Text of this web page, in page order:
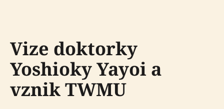
Vize doktorky
Yoshioky Yayoi a
vznik TWMU